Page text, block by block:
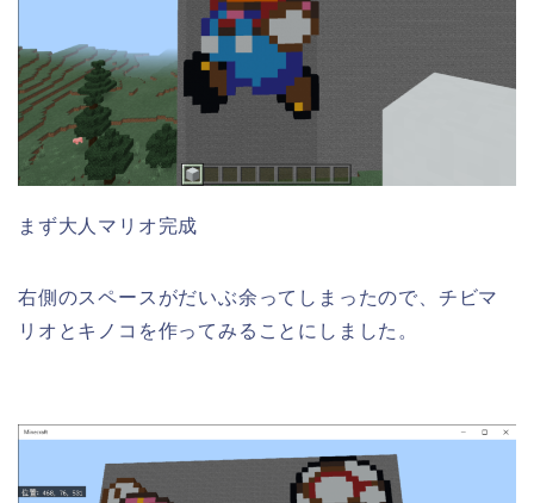
まず大人マリオ完成
右側のスペースがだいぶ余ってしまったので、チビマ
リオとキノコを作ってみることにしました。